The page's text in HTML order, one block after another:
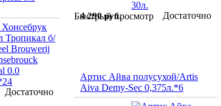
Достаточно
Быстрый просмотр
4 290 руб. Достаточно
Артис Айва полусухой/Artis
Aiva Demy-Sec 0,375л.*6